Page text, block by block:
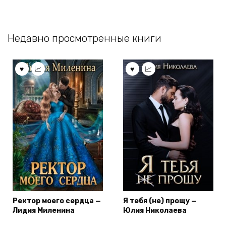
Недавно просмотренные книги
Ректор моего сердца —
Лидия Миленина
Я тебя (не) прощу —
Юлия Николаева